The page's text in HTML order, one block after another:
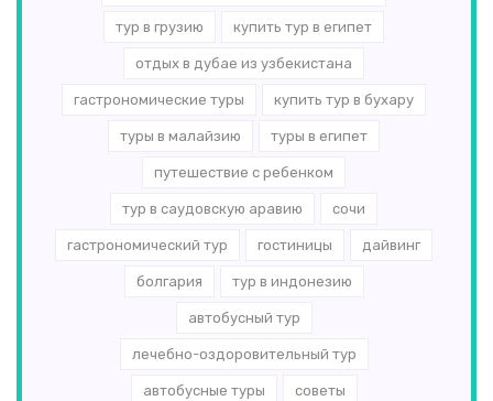
тур в грузию купить тур в египет
отдых в дубае из узбекистана
гастрономические туры купить тур в бухару
туры в малайзию туры в египет
путешествие с ребенком
тур в саудовскую аравию сочи
гастрономический тур гостиницы дайвинг
болгария тур в индонезию
автобусный тур
лечебно-оздоровительный тур
автобусные туры советы